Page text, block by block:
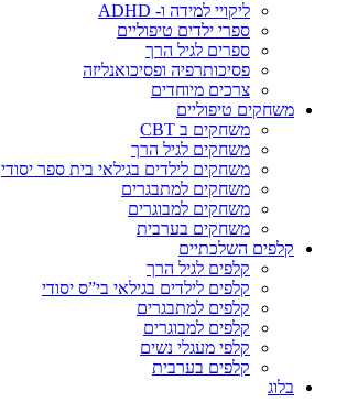
ליקויי למידה ו- ADHD
ספרי ילדים טיפוליים
ספרים לגיל הרך
פסיכותרפיה ופסיכואנליזה
צרכים מיוחדים
משחקים טיפוליים
משחקים ב CBT
משחקים לגיל הרך
משחקים לילדים בגילאי בית ספר יסודי
משחקים למתבגרים
משחקים למבוגרים
משחקים בערבית
קלפים השלכתיים
קלפים לגיל הרך
קלפים לילדים בגילאי בי”ס יסודי
קלפים למתבגרים
קלפים למבוגרים
קלפי מעגלי נשים
קלפים בערבית
בלוג